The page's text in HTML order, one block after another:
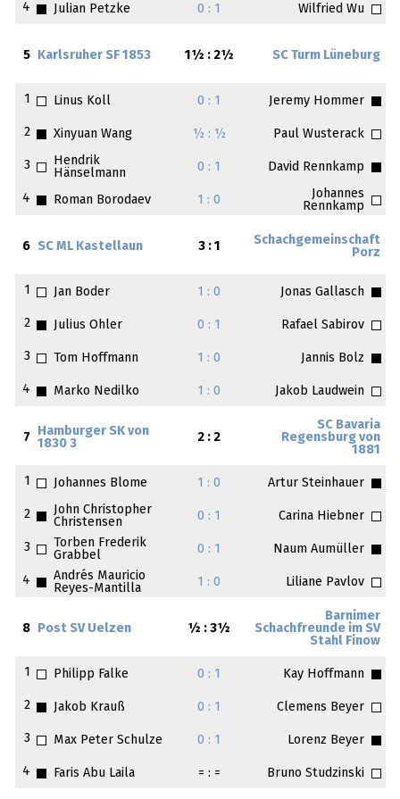
4 Julian Petzke 0 : 1 Wilfried Wu
5 Karlsruher SF 1853 1½ : 2½ SC Turm Lüneburg
1 Linus Koll 0 : 1 Jeremy Hommer
2 Xinyuan Wang ½ : ½ Paul Wusterack
3
Hendrik
Hänselmann
0 : 1 David Rennkamp
4 Roman Borodaev 1 : 0
Johannes
Rennkamp
6 SC ML Kastellaun 3 : 1
Schachgemeinschaft
Porz
1 Jan Boder 1 : 0 Jonas Gallasch
2 Julius Ohler 0 : 1 Rafael Sabirov
3 Tom Hoffmann 1 : 0 Jannis Bolz
4 Marko Nedilko 1 : 0 Jakob Laudwein
7
Hamburger SK von
1830 3
2 : 2
SC Bavaria
Regensburg von
1881
1 Johannes Blome 1 : 0 Artur Steinhauer
2
John Christopher
Christensen
0 : 1 Carina Hiebner
3
Torben Frederik
Grabbel
0 : 1 Naum Aumüller
4
Andrés Mauricio
Reyes-Mantilla
1 : 0 Liliane Pavlov
8 Post SV Uelzen ½ : 3½
Barnimer
Schachfreunde im SV
Stahl Finow
1 Philipp Falke 0 : 1 Kay Hoffmann
2 Jakob Krauß 0 : 1 Clemens Beyer
3 Max Peter Schulze 0 : 1 Lorenz Beyer
4 Faris Abu Laila = : = Bruno Studzinski